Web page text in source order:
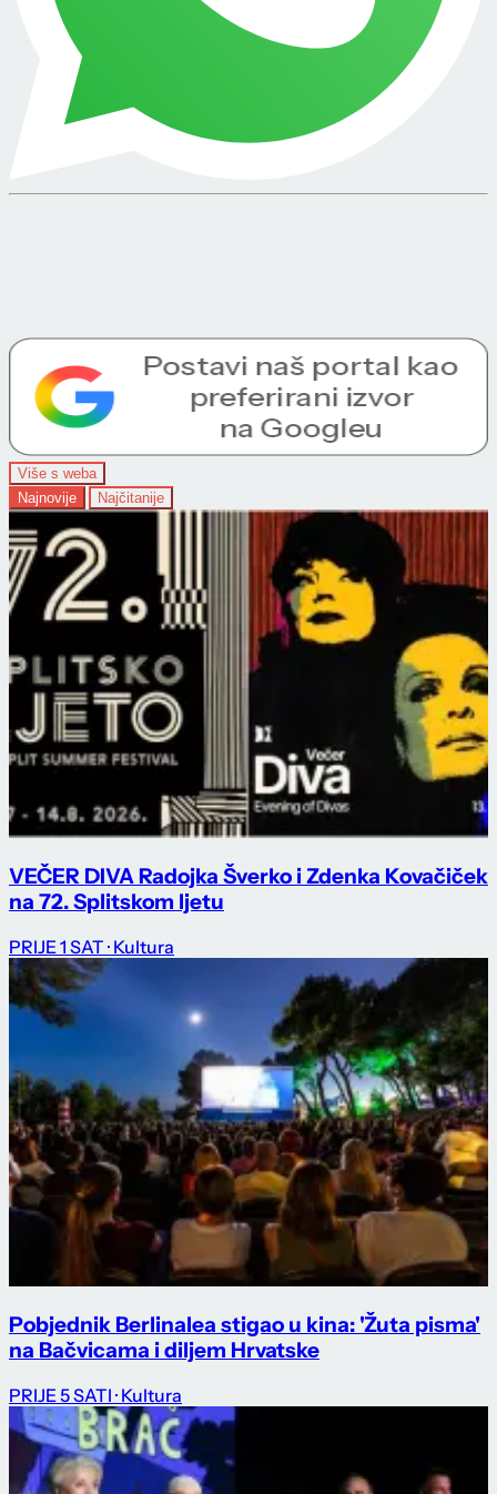
Više s weba
Najnovije
Najčitanije
VEČER DIVA Radojka Šverko i Zdenka Kovačiček
na 72. Splitskom ljetu
PRIJE 1 SAT · Kultura
Pobjednik Berlinalea stigao u kina: 'Žuta pisma'
na Bačvicama i diljem Hrvatske
PRIJE 5 SATI · Kultura